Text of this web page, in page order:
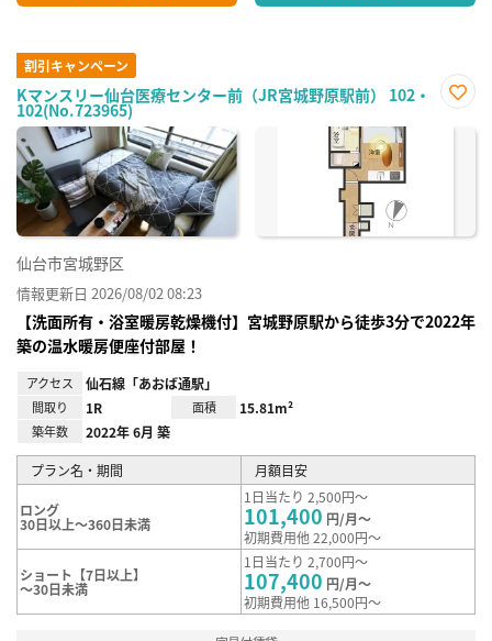
割引キャンペーン
Kマンスリー仙台医療センター前（JR宮城野原駅前） 102・
102(No.723965)
に入
仙台市宮城野区
情報更新日 2026/08/02 08:23
【洗面所有・浴室暖房乾燥機付】宮城野原駅から徒歩3分で2022年
築の温水暖房便座付部屋！
アクセス 仙石線「あおば通駅」
間取り 1R 面積 15.81m²
築年数 2022年 6月 築
プラン名・期間 月額目安
ロング
30日以上～360日未満
1日当たり 2,500円～
101,400 円/月～
初期費用他 22,000円～
ショート【7日以上】
～30日未満
1日当たり 2,700円～
107,400 円/月～
初期費用他 16,500円～